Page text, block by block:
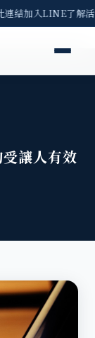
結加入LINE了
讓人有效